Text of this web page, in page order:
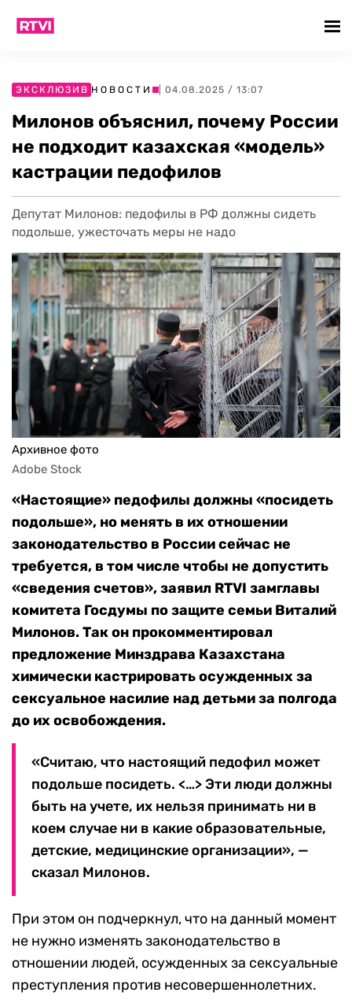
ЭКСКЛЮЗИВ НОВОСТИ | 04.08.2025 / 13:07
Милонов объяснил, почему России
не подходит казахская «модель»
кастрации педофилов
Депутат Милонов: педофилы в РФ должны сидеть
подольше, ужесточать меры не надо
Архивное фото
Adobe Stock
«Настоящие» педофилы должны «посидеть
подольше», но менять в их отношении
законодательство в России сейчас не
требуется, в том числе чтобы не допустить
«сведения счетов», заявил RTVI замглавы
комитета Госдумы по защите семьи Виталий
Милонов. Так он прокомментировал
предложение Минздрава Казахстана
химически кастрировать осужденных за
сексуальное насилие над детьми за полгода
до их освобождения.
«Считаю, что настоящий педофил может
подольше посидеть. <…> Эти люди должны
быть на учете, их нельзя принимать ни в
коем случае ни в какие образовательные,
детские, медицинские организации», —
сказал Милонов.
При этом он подчеркнул, что на данный момент
не нужно изменять законодательство в
отношении людей, осужденных за сексуальные
преступления против несовершеннолетних.